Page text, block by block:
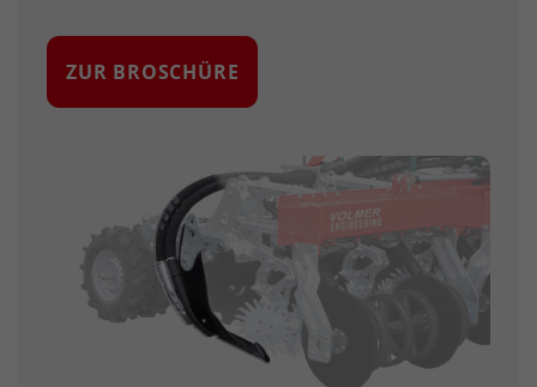
ZUR BROSCHÜRE